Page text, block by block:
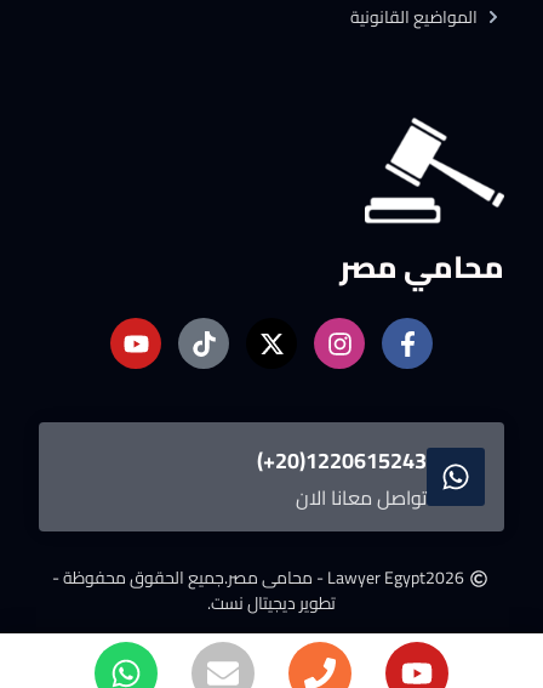
محامي مصر
1220615243(20+)
تواصل معانا الان
2026Lawyer Egypt - محامى مصر.
جميع الحقوق محفوظة -
تطوير ديجيتال نست.
المواضيع القانونية